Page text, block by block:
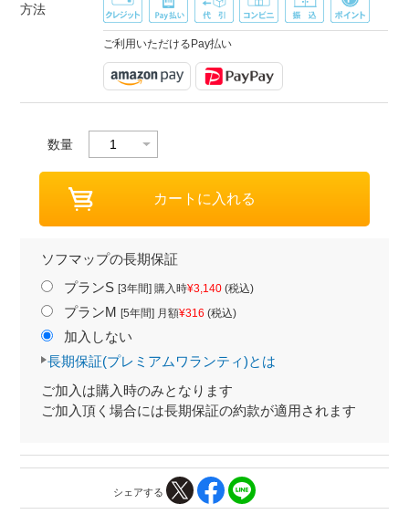
方法
ご利用いただけるPay払い
数量
ソフマップの長期保証
プランS [3年間] 購入時¥3,140(税込)
プランM [5年間] 月額¥316 (税込)
加入しない
長期保証(プレミアムワランティ)とは
ご加入は購入時のみとなります
ご加入頂く場合には長期保証の約款が適用されます
シェアする